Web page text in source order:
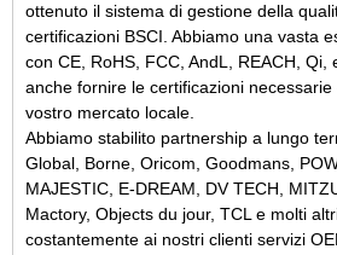
ottenuto il sistema di gestione della
certificazioni BSCI. Abbiamo una vasta
con CE, RoHS, FCC, AndL, REACH, Qi,
anche fornire le certificazioni
vostro mercato locale.
Abbiamo stabilito partnership a lungo
Global, Borne, Oricom, Goodmans,
MAJESTIC, E-DREAM, DV TECH,
Mactory, Objects du jour, TCL e molti
costantemente ai nostri clienti servizi